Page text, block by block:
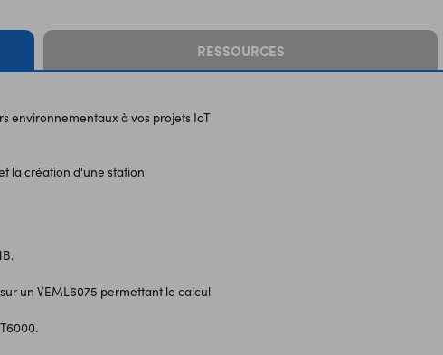
RESSOURCES
environnementaux à vos projets IoT
la création d'une station
un VEML6075 permettant le calcul